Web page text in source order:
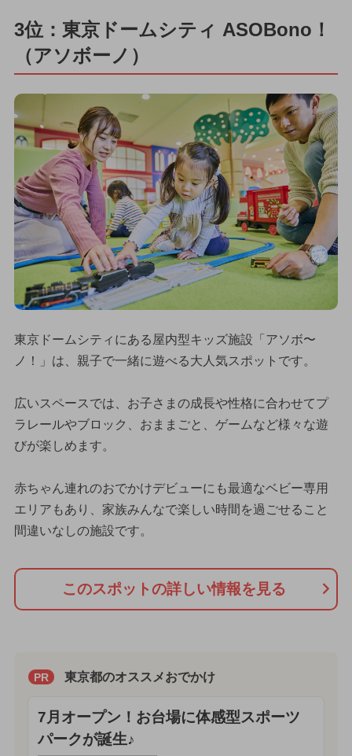
3位：東京ドームシティ ASOBono！
（アソボーノ）
東京ドームシティにある屋内型キッズ施設「アソボ〜
ノ！」は、親子で一緒に遊べる大人気スポットです。
広いスペースでは、お子さまの成長や性格に合わせてプ
ラレールやブロック、おままごと、ゲームなど様々な遊
びが楽しめます。
赤ちゃん連れのおでかけデビューにも最適なベビー専用
エリアもあり、家族みんなで楽しい時間を過ごせること
間違いなしの施設です。
このスポットの詳しい情報を見る
PR 東京都のオススメおでかけ
7月オープン！お台場に体感型スポーツ
パークが誕生♪